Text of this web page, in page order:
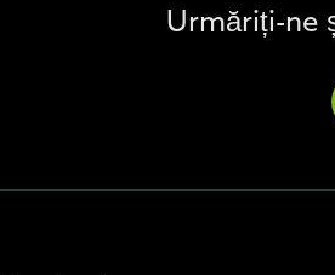
Urmăriți-ne